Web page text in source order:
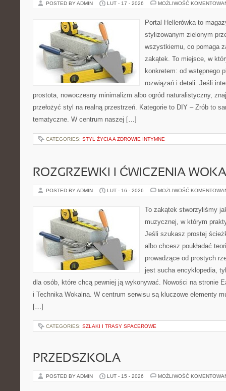
POSTED BY ADMIN LUT - 17 - 2026 MOŻLIWOŚĆ
Portal Hellerówka to
stylizowanym zielonym
wszystkiemu, co pomaga
zakątek. To miejsce, w
konkretem: od wstępnego
rozwiązań i detali. Jeśli
prostota, nowoczesny minimalizm albo ogród naturalistyczny,
przełożyć styl na realną przestrzeń. Kategorie to DIY – Zrób to
tematyczne. W centrum naszej […]
CATEGORIES: STYL ŻYCIA A ZDROWIE INTYMNE
ROZGRZEWKI I ĆWICZENIA
POSTED BY ADMIN LUT - 16 - 2026 MOŻLIWOŚĆ
To zakątek stworzyliśmy
muzycznej, w którym
Jeśli szukasz prostej
albo chcesz poukładać
prowadzące od prostych
jest sucha encyklopedia,
dla osób, które chcą pewniej ją wykonywać. Nowości na stronie
i Technika Wokalna. W centrum serwisu są kluczowe elementy
[…]
CATEGORIES: SZLAKI I TRASY SPACEROWE
PRZEDSZKOLA
POSTED BY ADMIN LUT - 15 - 2026 MOŻLIWOŚĆ